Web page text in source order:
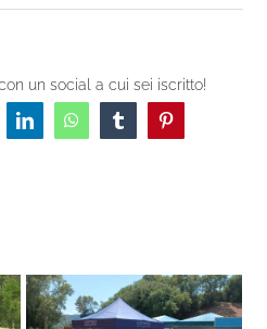
un social a cui sei iscritto!
LinkedInWhatsAppTumblrPinterest